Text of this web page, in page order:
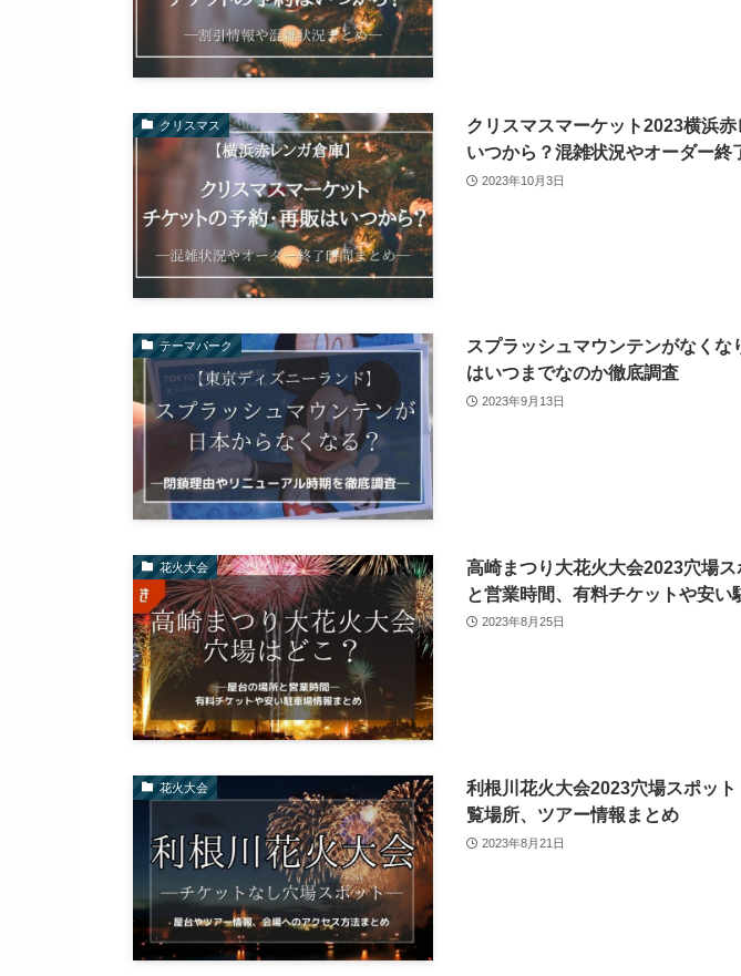
クリスマス
クリスマスマーケット2023横浜
いつから？混雑状況やオーダー終
2023年10月3日
テーマパーク
スプラッシュマウンテンがなく
はいつまでなのか徹底調査
2023年9月13日
花火大会
高崎まつり大花火大会2023穴場
と営業時間、有料チケットや安い
2023年8月25日
花火大会
利根川花火大会2023穴場スポッ
覧場所、ツアー情報まとめ
2023年8月21日